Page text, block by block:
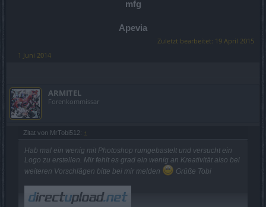
mfg
Apevia
Zuletzt bearbeitet: 19 April 2015
1 Juni 2014
ARMITEL
Forenkommissar
Zitat von MrTobi512: ↑
Hab mal ein wenig mit Photoshop rumgebastelt und versucht ein
Logo zu erstellen. Mir fehlt es grad ein wenig an Kreativität also bei
weiteren Vorschlägen bitte bei mir melden
Grüße Tobi